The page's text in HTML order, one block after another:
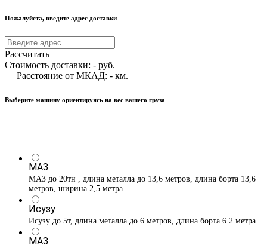
Пожалуйста, введите адрес доставки
Рассчитать
Стоимость доставки: - руб.
Расстояние от МКАД: - км.
Выберите машину ориентируясь на вес вашего груза
МАЗ
МАЗ до 20тн , длина металла до 13,6 метров, длина борта 13,6
метров, ширина 2,5 метра
Исузу
Исузу до 5т, длина металла до 6 метров, длина борта 6.2 метра
МАЗ